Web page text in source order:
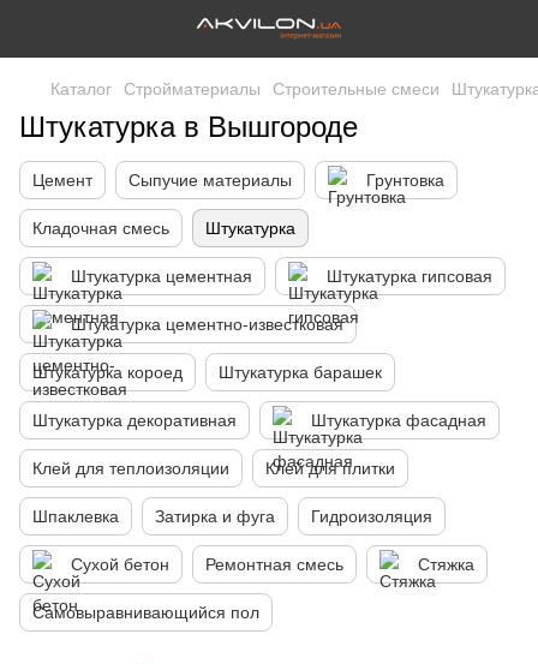
Каталог Стройматериалы Строительные смеси
Штукатурка в Вышгороде
Цемент Сыпучие материалы Грунтовка
Кладочная смесь Штукатурка
Штукатурка цементная Штукатурка гипсовая
Штукатурка цементно-известковая
Штукатурка короед Штукатурка барашек
Штукатурка декоративная Штукатурка фасадная
Клей для теплоизоляции Клей для плитки
Шпаклевка Затирка и фуга Гидроизоляция
Сухой бетон Ремонтная смесь Стяжка
Самовыравнивающийся пол